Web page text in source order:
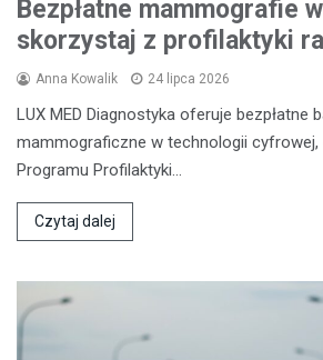
Bezpłatne mammografie
skorzystaj z profilaktyki
Anna Kowalik 24 lipca 2026
LUX MED Diagnostyka oferuje bezpłatne
mammograficzne w technologii
Programu Profilaktyki…
Czytaj dalej